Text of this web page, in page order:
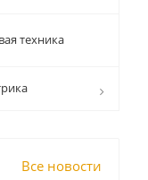
техника
Все новости